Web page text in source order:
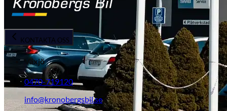
KONTAKTA OSS
Växjö
0470-719120
info@kronobergsbil.se